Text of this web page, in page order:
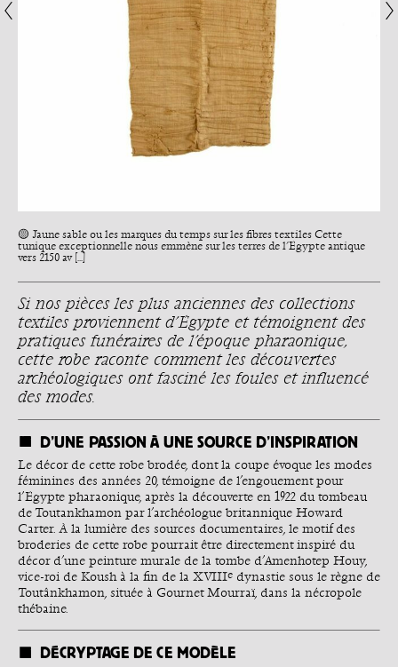
🟡 Jaune sable ou les marques du temps sur les fibres textiles Cette
tunique exceptionnelle nous emmène sur les terres de l’Égypte antique
vers 2150 av [...]
Si nos pièces les plus anciennes des collections
textiles proviennent d’Égypte et témoignent des
pratiques funéraires de l’époque pharaonique,
cette robe raconte comment les découvertes
archéologiques ont fasciné les foules et influencé
des modes.
D’UNE PASSION À UNE SOURCE D’INSPIRATION
Le décor de cette robe brodée, dont la coupe évoque les modes
féminines des années 20, témoigne de l’engouement pour
l’Égypte pharaonique, après la découverte en 1922 du tombeau
de Toutankhamon par l’archéologue britannique Howard
Carter. À la lumière des sources documentaires, le motif des
broderies de cette robe pourrait être directement inspiré du
décor d’une peinture murale de la tombe d’Amenhotep Houy,
vice-roi de Koush à la fin de la XVIIIe dynastie sous le règne de
Toutânkhamon, située à Gournet Mourraï, dans la nécropole
thébaine.
DÉCRYPTAGE DE CE MODÈLE